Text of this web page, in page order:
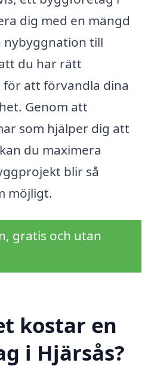
dig med en mängd
nybyggnation till
du har rätt
att förvandla dina
Genom att
som hjälper dig att
du maximera
blir så
möjligt.
gratis och utan
kostar en
i Hjärsås?